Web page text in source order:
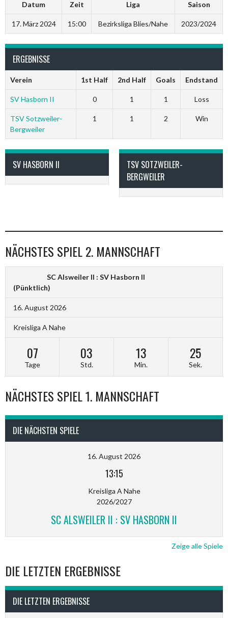
Datum Zeit Liga Saison
17. März 2024 15:00 Bezirksliga Blies/Nahe 2023/2024
ERGEBNISSE
Verein 1st Half 2nd Half Goals Endstand
SV Hasborn II 0 1 1 Loss
TSV Sotzweiler-
Bergweiler
1 1 2 Win
SV HASBORN II
TSV SOTZWEILER-
BERGWEILER
NÄCHSTES SPIEL 2. MANNSCHAFT
SC Alsweiler II : SV Hasborn II
(Pünktlich)
16. August 2026
Kreisliga A Nahe
07
Tage
03
Std.
13
Min.
24
Sek.
NÄCHSTES SPIEL 1. MANNSCHAFT
DIE NÄCHSTEN SPIELE
16. August 2026
13:15
Kreisliga A Nahe
2026/2027
SC ALSWEILER II : SV HASBORN II
Zeige alle Spiele
DIE LETZTEN ERGEBNISSE
DIE LETZTEN ERGEBNISSE